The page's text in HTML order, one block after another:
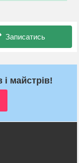
Записатись
майстрів!